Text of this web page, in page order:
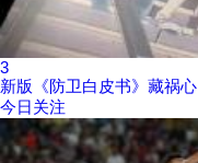
3
新版《防卫白皮书》藏祸心
今日关注